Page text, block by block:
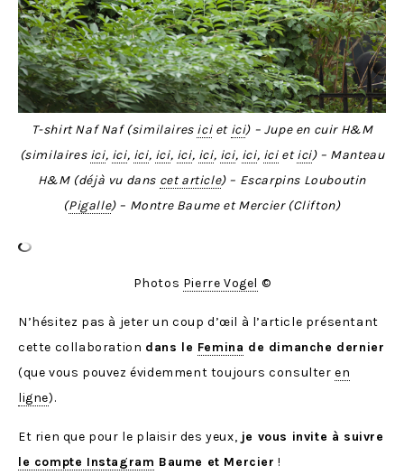
T-shirt Naf Naf (similaires iciet ici) – Jupe en cuir H&M
(similaires ici, ici, ici, ici, ici, ici, ici, ici, icietici) – Manteau
H&M (déjà vu dans cet article) – Escarpins Louboutin
(Pigalle) – Montre Baume et Mercier (Clifton)
Photos Pierre Vogel ©
N’hésitez pas à jeter un coup d’œil à l’article présentant
cette collaboration dans le Femina de dimanche dernier
(que vous pouvez évidemment toujours consulteren
ligne).
Et rien que pour le plaisir des yeux, je vous invite à suivre
le compte Instagram Baume et Mercier !